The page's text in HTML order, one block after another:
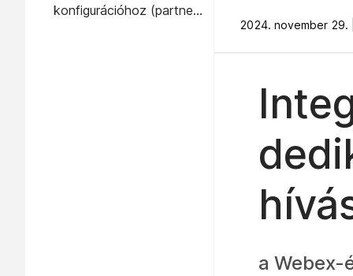
konfigurációhoz (partner/
2024. november 29.
a Webex-